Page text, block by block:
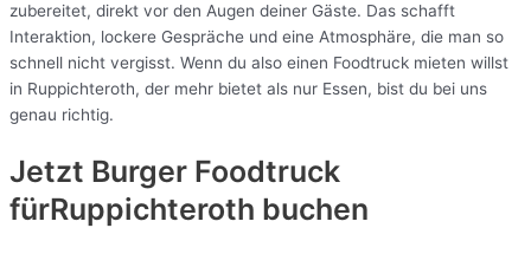
zubereitet, direkt vor den Augen deiner Gäste. Das schafft
Interaktion, lockere Gespräche und eine Atmosphäre, die man so
schnell nicht vergisst. Wenn du also einen Foodtruck mieten willst
in Ruppichteroth, der mehr bietet als nur Essen, bist du bei uns
genau richtig.
Jetzt Burger Foodtruck
fürRuppichteroth buchen